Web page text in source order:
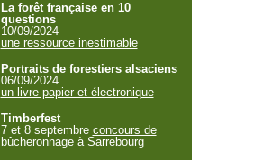
La forêt française en 10
questions
10/09/2024
une ressource inestimable
Portraits de forestiers alsaciens
06/09/2024
un livre papier et électronique
Timberfest
7 et 8 septembre concours de
bûcheronnage à Sarrebourg